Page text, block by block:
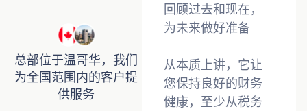
总部位于温哥华，我们
为全国范围内的客户提
供服务
回顾过去和现在，
为未来做好准备
从本质上讲，它让
您保持良好的财务
健康，至少从税务